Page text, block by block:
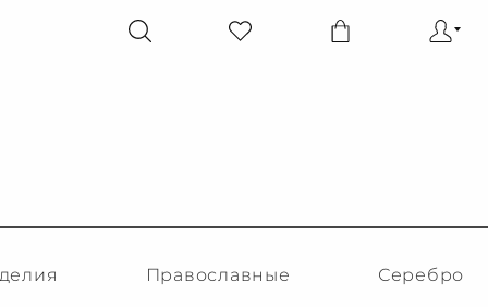
Православные Серебро